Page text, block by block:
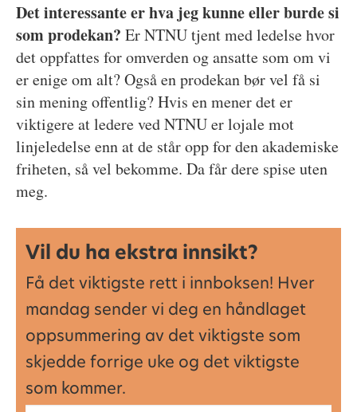
Det interessante er hva jeg kunne eller burde si
som prodekan? Er NTNU tjent med ledelse hvor
det oppfattes for omverden og ansatte som om vi
er enige om alt? Også en prodekan bør vel få si
sin mening offentlig? Hvis en mener det er
viktigere at ledere ved NTNU er lojale mot
linjeledelse enn at de står opp for den akademiske
friheten, så vel bekomme. Da får dere spise uten
meg.
Vil du ha ekstra innsikt?
Få det viktigste rett i innboksen! Hver
mandag sender vi deg en håndlaget
oppsummering av det viktigste som
skjedde forrige uke og det viktigste
som kommer.